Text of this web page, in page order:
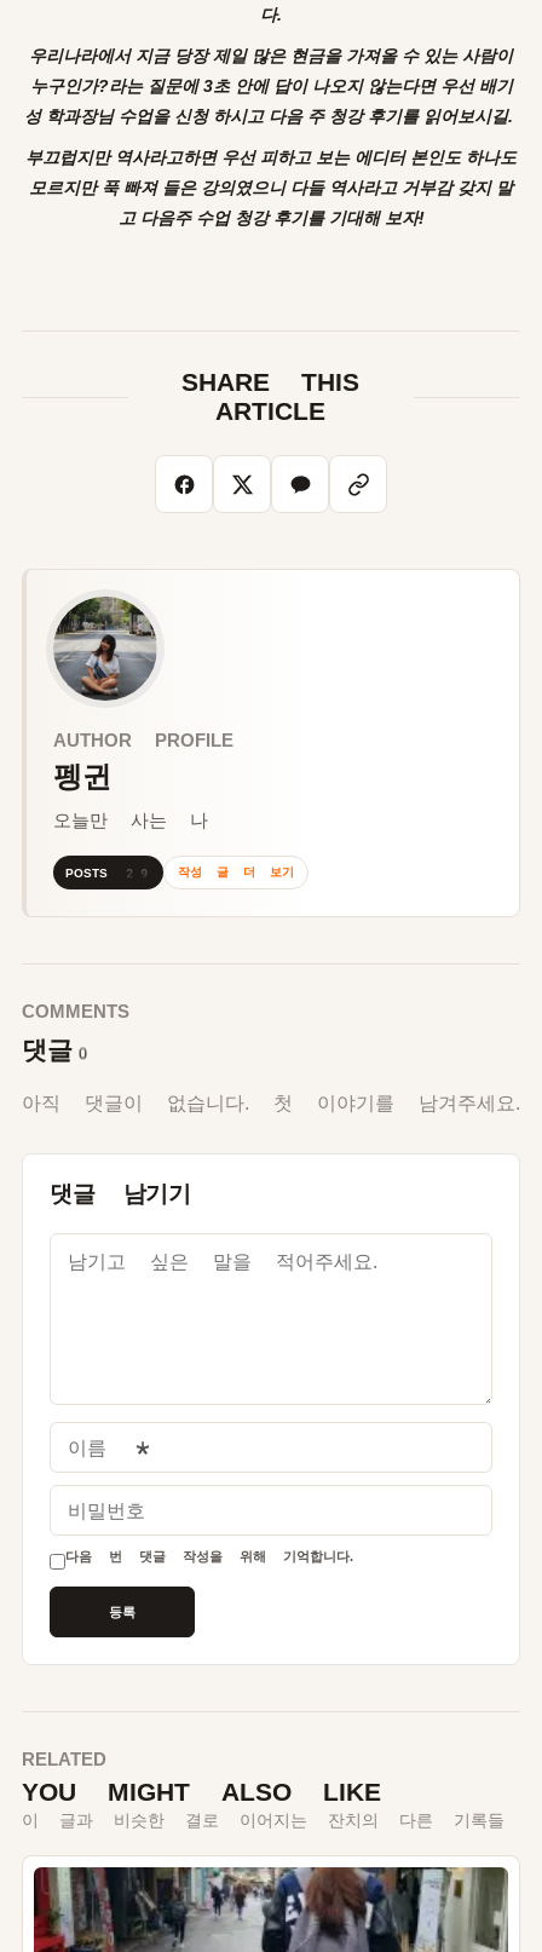
다.
우리나라에서 지금 당장 제일 많은 현금을 가져올 수 있는 사람이
누구인가?라는 질문에 3초 안에 답이 나오지 않는다면 우선 배기
성 학과장님 수업을 신청 하시고 다음 주 청강 후기를 읽어보시길.
부끄럽지만 역사라고하면 우선 피하고 보는 에디터 본인도 하나도
모르지만 푹 빠져 들은 강의였으니 다들 역사라고 거부감 갖지 말
고 다음주 수업 청강 후기를 기대해 보자!
SHARE THIS
ARTICLE
AUTHOR PROFILE
펭귄
오늘만 사는 나
POSTS 29 작성 글 더 보기
COMMENTS
댓글 0
아직 댓글이 없습니다. 첫 이야기를 남겨주세요.
댓글 남기기
이름
비밀번호
다음 번 댓글 작성을 위해 기억합니다.
RELATED
YOU MIGHT ALSO LIKE
이 글과 비슷한 결로 이어지는 잔치의 다른 기록들